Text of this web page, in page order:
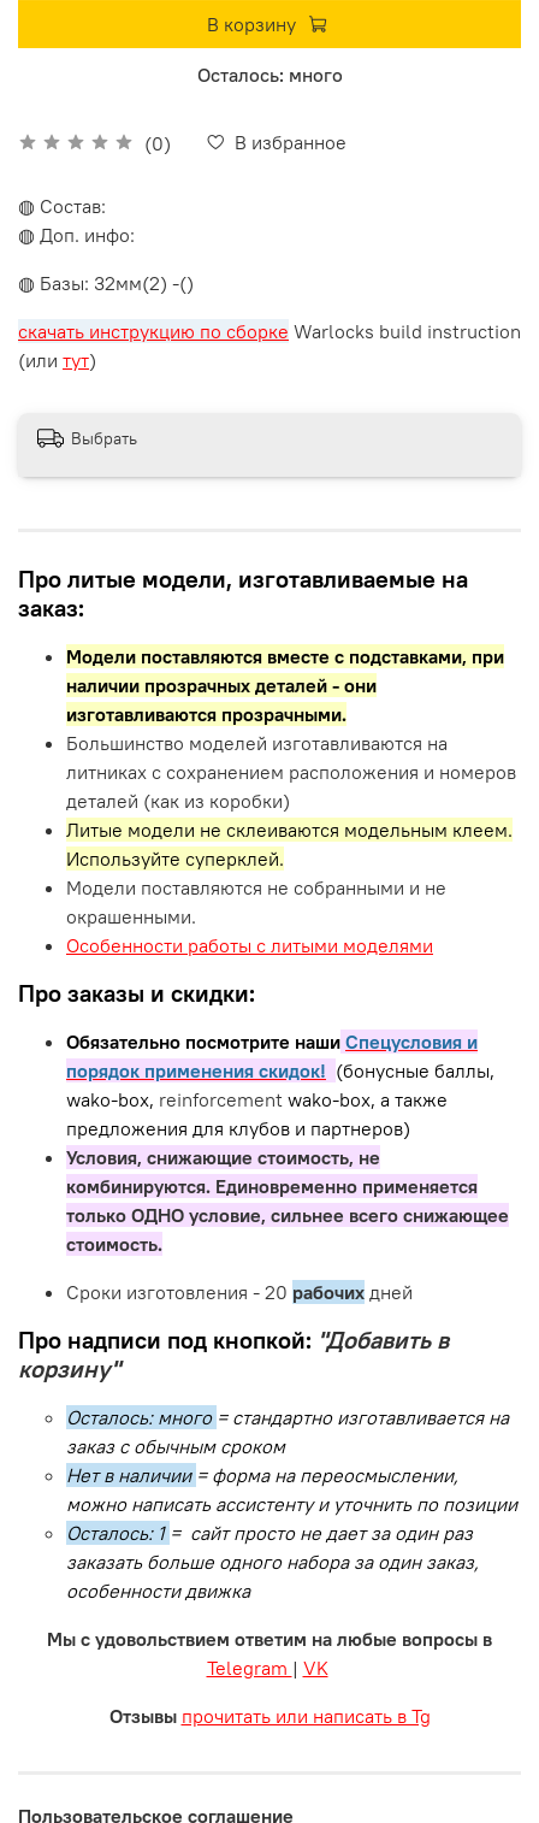
(0) В избранное
В корзину
Осталось: много
◍ Состав:
◍ Доп. инфо:
◍ Базы: 32мм(2) -()
скачать инструкцию по сборке Warlocks build instruction
(или тут)
Выбрать
Про литые модели, изготавливаемые на
заказ:
Модели поставляются вместе с подставками, при
наличии прозрачных деталей - они
изготавливаются прозрачными.
Большинство моделей изготавливаются на
литниках с сохранением расположения и номеров
деталей (как из коробки)
Литые модели не склеиваются модельным клеем.
Используйте суперклей.
Модели поставляются не собранными и не
окрашенными.
Особенности работы с литыми моделями
Про заказы и скидки:
Обязательно посмотрите наши Спецусловия и
порядок применения скидок! (бонусные баллы,
wako-box, reinforcement wako-box, а также
предложения для клубов и партнеров)
Условия, снижающие стоимость, не
комбинируются. Единовременно применяется
только ОДНО условие, сильнее всего снижающее
стоимость.
Сроки изготовления - 20 рабочих дней
Про надписи под кнопкой: "Добавить в
корзину"
Осталось: много = стандартно изготавливается на
заказ с обычным сроком
Нет в наличии = форма на переосмыслении,
можно написать ассистенту и уточнить по позиции
Осталось: 1 = сайт просто не дает за один раз
заказать больше одного набора за один заказ,
особенности движка
Мы с удовольствием ответим на любые вопросы в
Telegram | VK
Отзывы прочитать или написать в Tg
Пользовательское соглашение